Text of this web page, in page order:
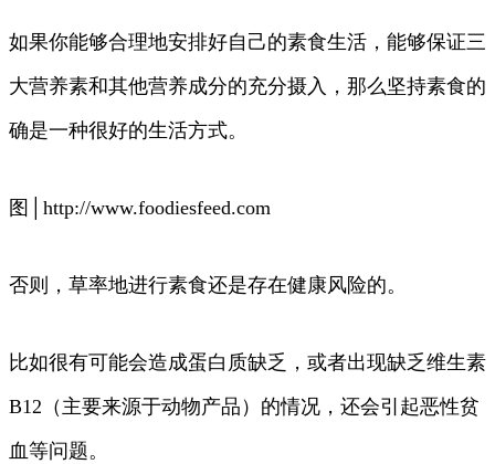
如果你能够合理地安排好自己的素食生活，能够保证三
大营养素和其他营养成分的充分摄入，那么坚持素食的
确是一种很好的生活方式。
图│http://www.foodiesfeed.com
否则，草率地进行素食还是存在健康风险的。
比如很有可能会造成蛋白质缺乏，或者出现缺乏维生素
B12（主要来源于动物产品）的情况，还会引起恶性贫
血等问题。